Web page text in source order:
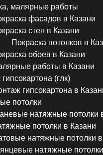
малярные работы
фасадов в Казани
стен в Казани
Покраска потолков в
обоев в Казани
работы в Казани
(глк)
гипсокартона в
потолки
натяжные потолки
потолки в Казани
натяжные потолки в
натяжные